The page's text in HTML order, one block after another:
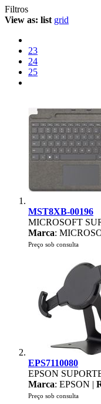
Filtros
View as: list grid
23
24
25
MST8XB-00196
MICROSOFT
Marca:
Preço sob consulta
EPS7110080
EPSON
Marca: EPSON |
Preço sob consulta